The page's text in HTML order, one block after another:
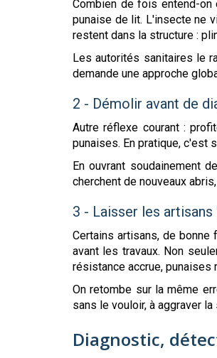
Combien de fois entend-
punaise de lit. L'insecte ne
restent dans la structure :
Les autorités sanitaires le
demande une approche
2 - Démolir avant de
Autre réflexe courant :
punaises. En pratique, c'est
En ouvrant soudainement
cherchent de nouveaux
3 - Laisser les
Certains artisans, de
avant les travaux. Non
résistance accrue,
On retombe sur la même
sans le vouloir, à aggraver la
Diagnostic,